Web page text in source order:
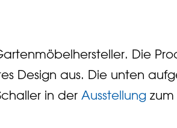
Die
Design aus. Die unten
in der Ausstellung zum